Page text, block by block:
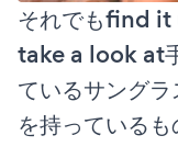
それでもfind it
take a look at
ているサング
を持っている